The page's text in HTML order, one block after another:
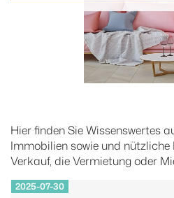
Hier finden Sie Wissenswertes
Immobilien sowie und nützliche
Verkauf, die Vermietung oder
2025-07-30